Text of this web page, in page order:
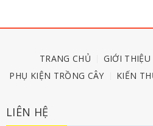
TRANG CHỦ GIỚI THIỆU
PHỤ KIỆN TRỒNG CÂY
KIẾN
LIÊN HỆ